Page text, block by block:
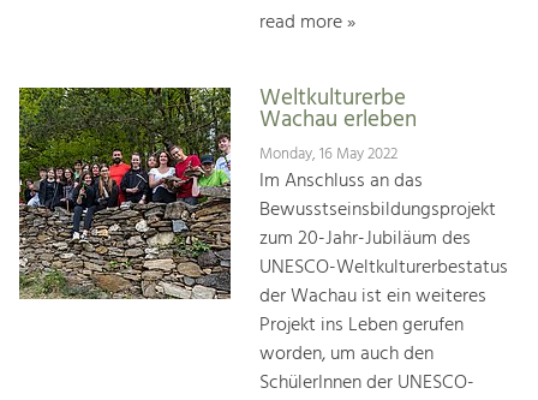
read more »
Weltkulturerbe
Wachau erleben
Monday, 16 May 2022
Im Anschluss an das
Bewusstseinsbildungsprojekt
zum 20-Jahr-Jubiläum des
UNESCO-Weltkulturerbestatus
der Wachau ist ein weiteres
Projekt ins Leben gerufen
worden, um auch den
SchülerInnen der UNESCO-